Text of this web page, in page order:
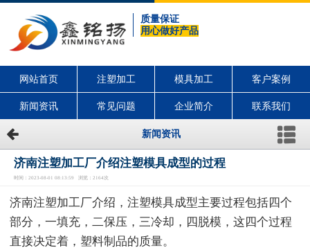
质量保证
用心做好产品
网站首页 注塑加工 模具加工 客户案例
新闻资讯 常见问题 企业简介 联系我们
新闻资讯
济南注塑加工厂介绍注塑模具成型的过程
时间：2023-08-01 08:13:59 浏览：2164次
济南注塑加工厂介绍，注塑模具成型主要过程包括四个
部分，一填充，二保压，三冷却，四脱模，这四个过程
直接决定着，塑料制品的质量。